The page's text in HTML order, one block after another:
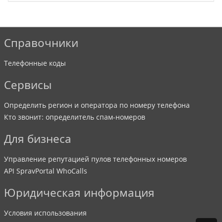
Справочники
Телефонные коды
Сервисы
Определить регион и оператора по номеру телефона
Кто звонит: определитель спам-номеров
Для бизнеса
Управление репутацией пулов телефонных номеров
API SpravPortal WhoCalls
Юридическая информация
Условия использования